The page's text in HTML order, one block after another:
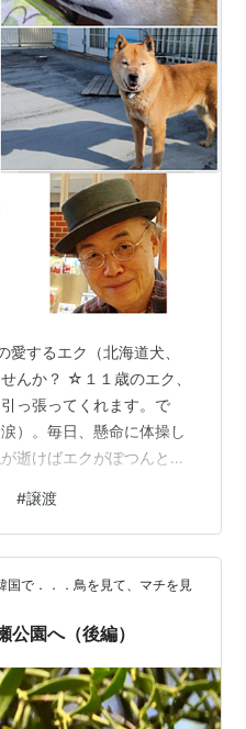
するエク（北海道犬、
んか？ ☆１１歳のエク、
っ張ってくれます。で
）。毎日、懸命に体操し
逝けばエクがぽつんと取
（アイヌ犬）ですが、幼
ベタに触っていただき、
も大好き。育てるコツは
もって＞ 命ずること！室
一度もいたずらしたこと
。外で放すこ…
#譲渡
国で．．．鳥を見て、マチを見
公園へ（後編）